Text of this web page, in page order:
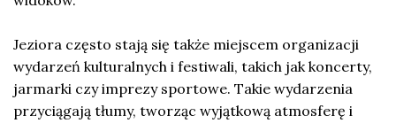
Jeziora często stają się także miejscem organizacji
wydarzeń kulturalnych i festiwali, takich jak koncerty,
jarmarki czy imprezy sportowe. Takie wydarzenia
przyciągają tłumy, tworząc wyjątkową atmosferę i